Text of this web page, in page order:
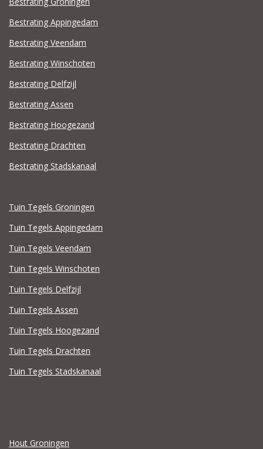
Bestrating Appingedam
Bestrating Veendam
Bestrating Winschoten
Bestrating Delfzijl
Bestrating Assen
Bestrating Hoogezand
Bestrating Drachten
Bestrating Stadskanaal
Tuin Tegels Groningen
Tuin Tegels Appingedam
Tuin Tegels Veendam
Tuin Tegels Winschoten
Tuin Tegels Delfzijl
Tuin Tegels Assen
Tuin Tegels Hoogezand
Tuin Tegels Drachten
Tuin Tegels Stadskanaal
Hout Groningen